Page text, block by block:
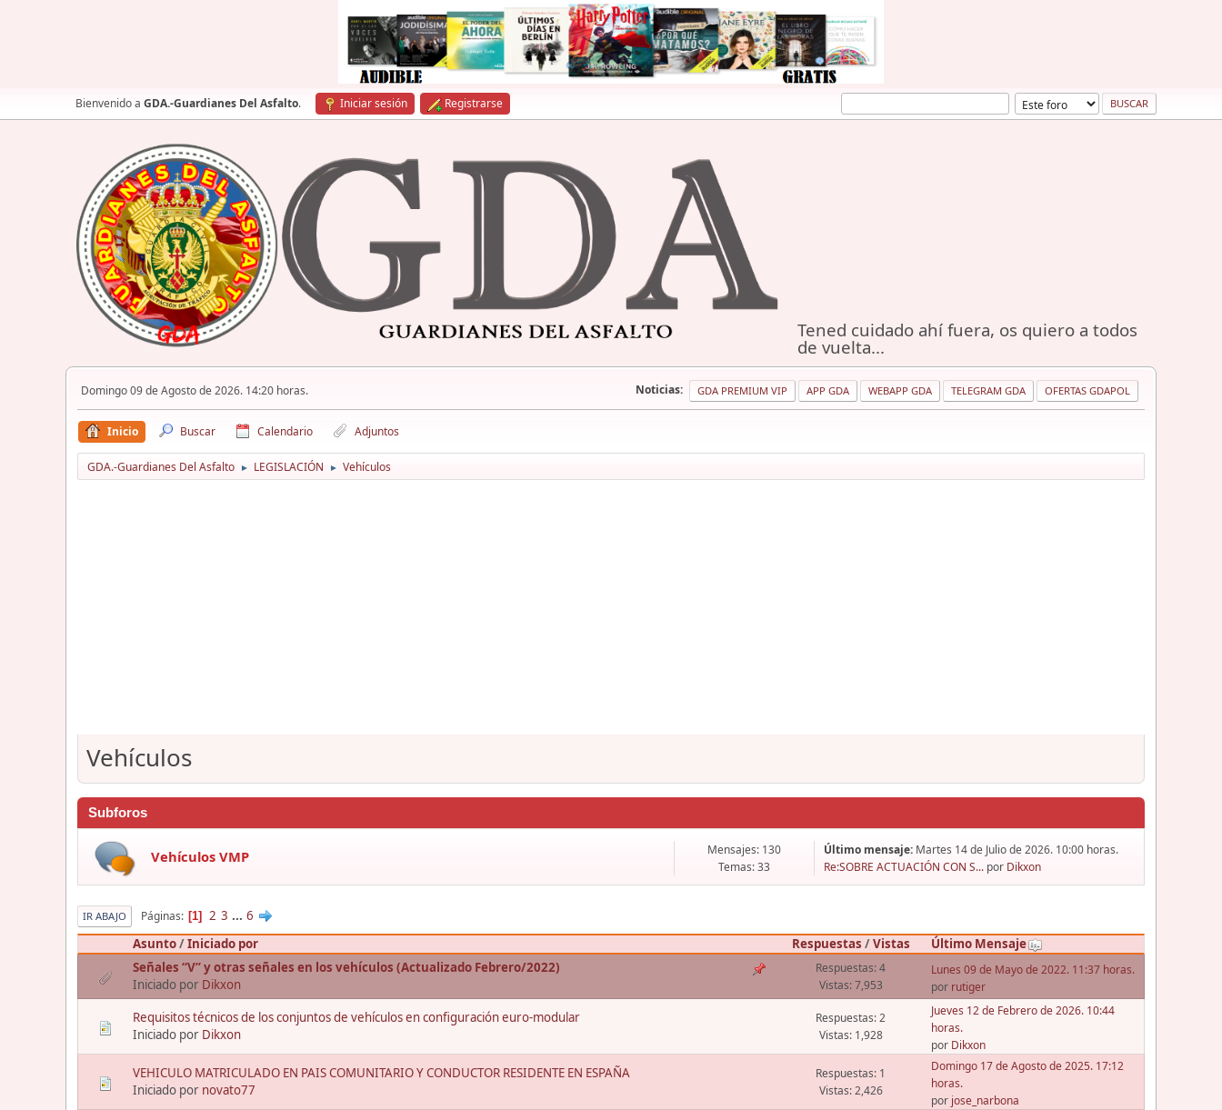
Bienvenido a GDA.-Guardianes Del Asfalto. Iniciar sesión Registrarse
Tened cuidado ahí fuera, os quiero a todos
de vuelta...
Domingo 09 de Agosto de 2026. 14:20 horas. Noticias: GDA PREMIUM VIP APP GDA WEBAPP GDA TELEGRAM GDA OFERTAS GDAPOL
Inicio Buscar Calendario Adjuntos
GDA.-Guardianes Del Asfalto ► LEGISLACIÓN ► Vehículos
Vehículos
Subforos
Vehículos VMP
Mensajes: 130
Temas: 33
Último mensaje: Martes 14 de Julio de 2026. 10:00 horas.
Re:SOBRE ACTUACIÓN CON S... por Dikxon
IR ABAJO Páginas 1 2 3 ... 6
Asunto/Iniciado por Respuestas /Vistas
Último Mensaje
Señales “V” y otras señales en los vehículos (Actualizado Febrero/2022)
Iniciado por Dikxon
Respuestas: 4
Vistas: 7,953
Lunes 09 de Mayo de 2022. 11:37 horas.
por rutiger
Requisitos técnicos de los conjuntos de vehículos en configuración euro-modular
Iniciado por Dikxon
Respuestas: 2
Vistas: 1,928
Jueves 12 de Febrero de 2026. 10:44
horas.
por Dikxon
VEHICULO MATRICULADO EN PAIS COMUNITARIO Y CONDUCTOR RESIDENTE EN ESPAÑA
Iniciado por novato77
Respuestas: 1
Vistas: 2,426
Domingo 17 de Agosto de 2025. 17:12
horas.
por jose_narbona